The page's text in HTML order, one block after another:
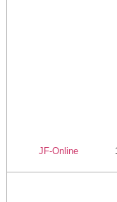
JF-Online